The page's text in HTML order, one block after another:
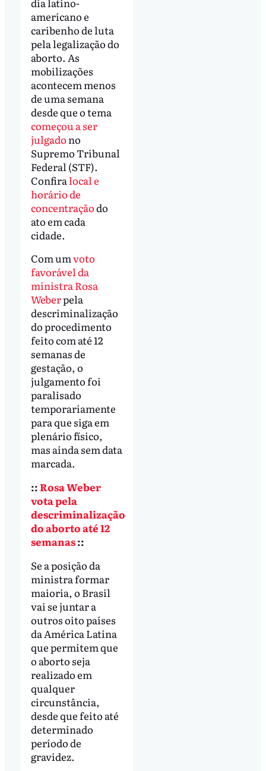
americano e
caribenho de luta
pela legalização do
aborto. As
mobilizações
acontecem menos
de uma semana
desde que o tema
começou a ser
julgado no
Supremo Tribunal
Federal (STF).
Confiralocal e
horário de
concentraçãodo
ato em cada
cidade.
Com umvoto
favorável da
ministra Rosa
Weberpela
descriminalização
do procedimento
feito com até 12
semanas de
gestação, o
julgamento foi
paralisado
temporariamente
para que siga em
plenário físico,
mas ainda sem data
marcada.
::Rosa Weber
vota pela
descriminalização
do aborto até 12
semanas::
Se a posição da
ministra formar
maioria, o Brasil
vai se juntar a
outros oito países
da América Latina
que permitem que
o aborto seja
realizado em
qualquer
circunstância,
desde que feito até
determinado
período de
gravidez.